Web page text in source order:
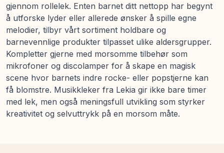
gjennom rollelek. Enten barnet ditt nettopp har begynt
å utforske lyder eller allerede ønsker å spille egne
melodier, tilbyr vårt sortiment holdbare og
barnevennlige produkter tilpasset ulike aldersgrupper.
Kompletter gjerne med morsomme tilbehør som
mikrofoner og discolamper for å skape en magisk
scene hvor barnets indre rocke- eller popstjerne kan
få blomstre. Musikkleker fra Lekia gir ikke bare timer
med lek, men også meningsfull utvikling som styrker
kreativitet og selvuttrykk på en morsom måte.